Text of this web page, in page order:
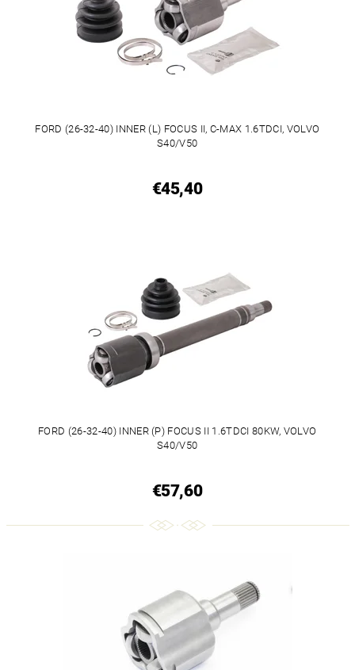
FORD (26-32-40) INNER (L) FOCUS II, C-MAX 1.6TDCI, VOLVO
S40/V50
€45,40
FORD (26-32-40) INNER (P) FOCUS II 1.6TDCI 80KW, VOLVO
S40/V50
€57,60